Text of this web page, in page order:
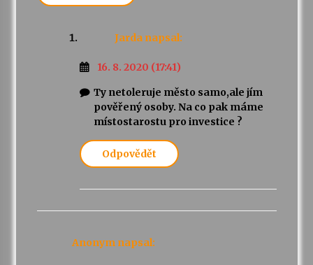
Jarda napsal:
16. 8. 2020 (17:41)
Ty netoleruje město samo,ale jím
pověřený osoby. Na co pak máme
místostarostu pro investice ?
Odpovědět
Anonym napsal: